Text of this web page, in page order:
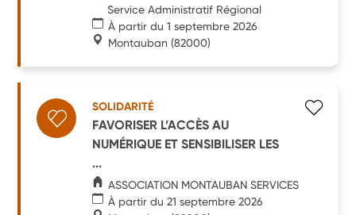
Service Administratif Régional
À partir du 1 septembre 2026
Montauban (82000)
SOLIDARITÉ
FAVORISER L’ACCÈS AU
NUMÉRIQUE ET SENSIBILISER LES
...
ASSOCIATION MONTAUBAN SERVICES
À partir du 21 septembre 2026